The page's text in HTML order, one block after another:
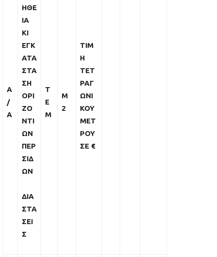
Α
/
Α
ΗΘΕ
ΙΑ
ΚΙ
ΕΓΚ
ΑΤΑ
ΣΤΑ
ΣΗ
ΟΡΙ
ΖΟ
ΝΤΙ
ΩΝ
ΠΕΡ
ΣΙΔ
ΩΝ
ΔΙΑ
ΣΤΑ
ΣΕΙ
Σ
Τ
Ε
Μ
M
2
ΤΙΜ
Η
ΤΕΤ
ΡΑΓ
ΩΝΙ
ΚΟΥ
ΜΕΤ
ΡΟΥ
ΣΕ €